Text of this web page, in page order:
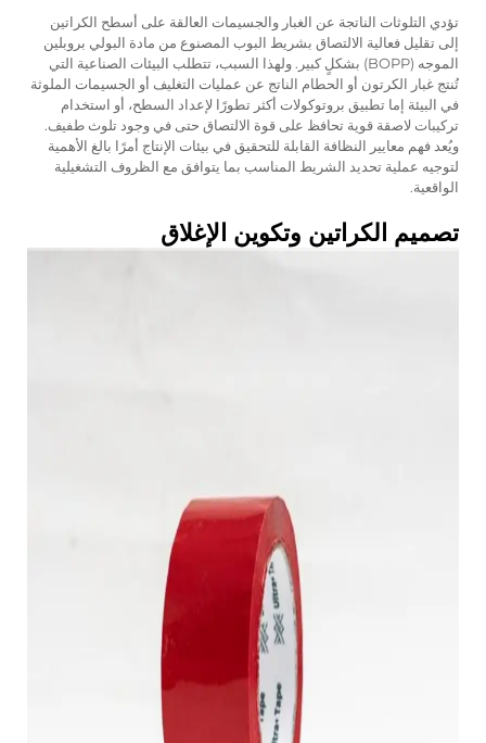
تؤدي التلوثات الناتجة عن الغبار والجسيمات العالقة على أسطح الكراتين
إلى تقليل فعالية الالتصاق بشريط البوب المصنوع من مادة البولي بروبلين
الموجه (BOPP) بشكلٍ كبير. ولهذا السبب، تتطلب البيئات الصناعية التي
تُنتج غبار الكرتون أو الحطام الناتج عن عمليات التغليف أو الجسيمات الملوثة
في البيئة إما تطبيق بروتوكولات أكثر تطورًا لإعداد السطح، أو استخدام
تركيبات لاصقة قوية تحافظ على قوة الالتصاق حتى في وجود تلوث طفيف.
ويُعد فهم معايير النظافة القابلة للتحقيق في بيئات الإنتاج أمرًا بالغ الأهمية
لتوجيه عملية تحديد الشريط المناسب بما يتوافق مع الظروف التشغيلية
الواقعية.
تصميم الكراتين وتكوين الإغلاق